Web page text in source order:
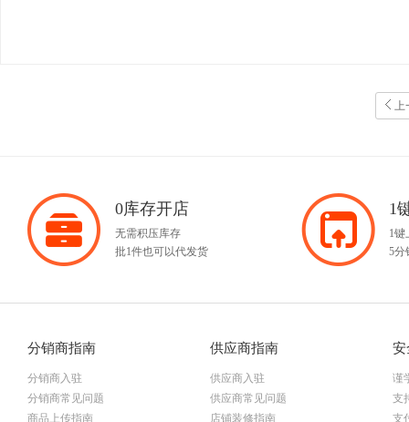
上
0库存开店
无需积压库存
批1件也可以代发货
1
1键
5分
分销商指南
分销商入驻
分销商常见问题
商品上传指南
供应商指南
供应商入驻
供应商常见问题
店铺装修指南
安
谨
支
支